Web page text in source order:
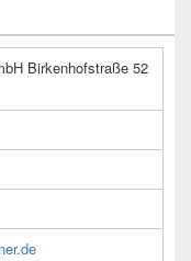
Birkenhofstraße 52